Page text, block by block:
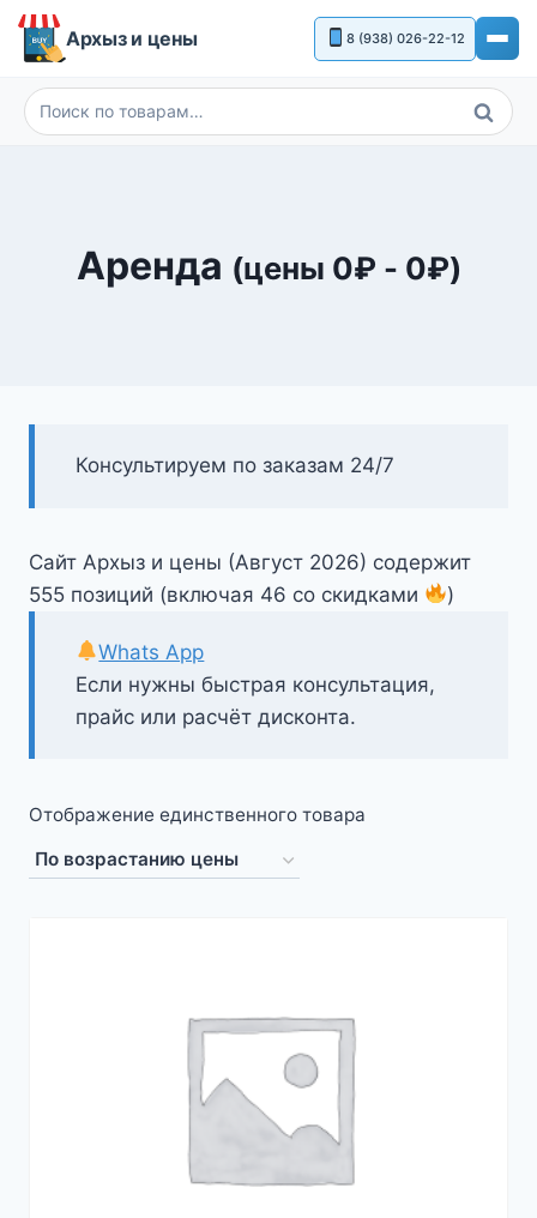
Перейти
Архыз и цены 8 (938) 026-22-12
Искать:
Поиск
Аренда (цены 0₽ - 0₽)
Консультируем по заказам 24/7
Сайт Архыз и цены (Август 2026) содержит
555 позиций (включая 46 со скидками
)
Если нужны быстрая консультация,
прайс или расчёт дисконта.
Whats App
Отображение единственного товара